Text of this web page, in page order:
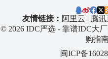
友情链接： 阿里云 | 腾讯
© 2026 IDC严选 - 靠谱IDC大
购指
闽ICP备